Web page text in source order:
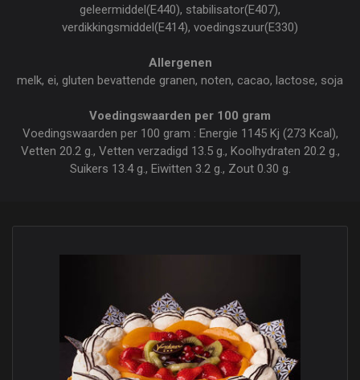
geleermiddel(E440), stabilisator(E407),
verdikkingsmiddel(E414), voedingszuur(E330)
Allergenen
melk, ei, gluten bevattende granen, noten, cacao, lactose, soja
Voedingswaarden per 100 gram
Voedingswaarden per 100 gram : Energie 1145 Kj (273 Kcal),
Vetten 20.2 g., Vetten verzadigd 13.5 g., Koolhydraten 20.2 g.,
Suikers 13.4 g., Eiwitten 3.2 g., Zout 0.30 g.